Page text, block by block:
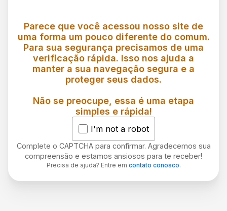
Parece que você acessou nosso site de
uma forma um pouco diferente do comum.
Para sua segurança precisamos de uma
verificação rápida. Isso nos ajuda a
manter a sua navegação segura e a
proteger seus dados.
Não se preocupe, essa é uma etapa
simples e rápida!
I'm not a robot
Complete o CAPTCHA para confirmar. Agradecemos sua
compreensão e estamos ansiosos para te receber!
Precisa de ajuda? Entre em contato conosco.